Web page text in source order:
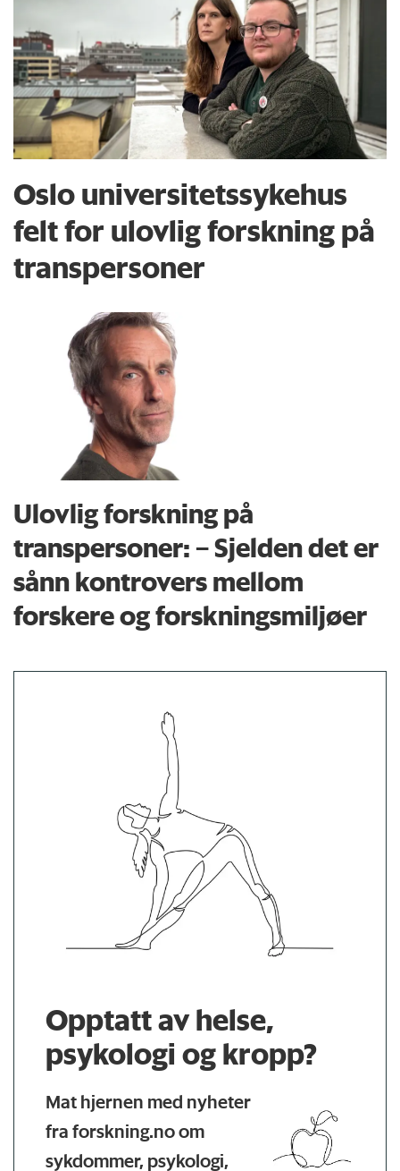
Oslo universitets­sykehus
felt for ulovlig forskning på
transpersoner
Ulovlig forskning på
transpersoner: – Sjelden det er
sånn kontrovers mellom
forskere og forskningsmiljøer
Opptatt av helse,
psykologi og kropp?
Mat hjernen med nyheter
fra forskning.no om
sykdommer, psykologi,